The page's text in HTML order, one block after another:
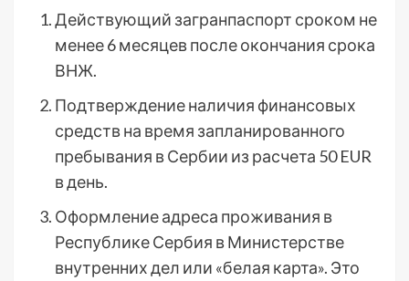
Действующий загранпаспорт сроком не
менее 6 месяцев после окончания срока
ВНЖ.
Подтверждение наличия финансовых
средств на время запланированного
пребывания в Сербии из расчета 50 EUR
в день.
Оформление адреса проживания в
Республике Сербия в Министерстве
внутренних дел или «белая карта». Это